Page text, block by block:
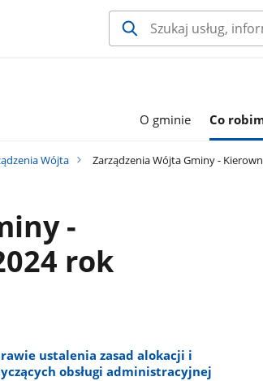
O gminie Co
Wójta Zarządzenia Wójta Gminy -
-
rok
ustalenia zasad alokacji i
obsługi administracyjnej